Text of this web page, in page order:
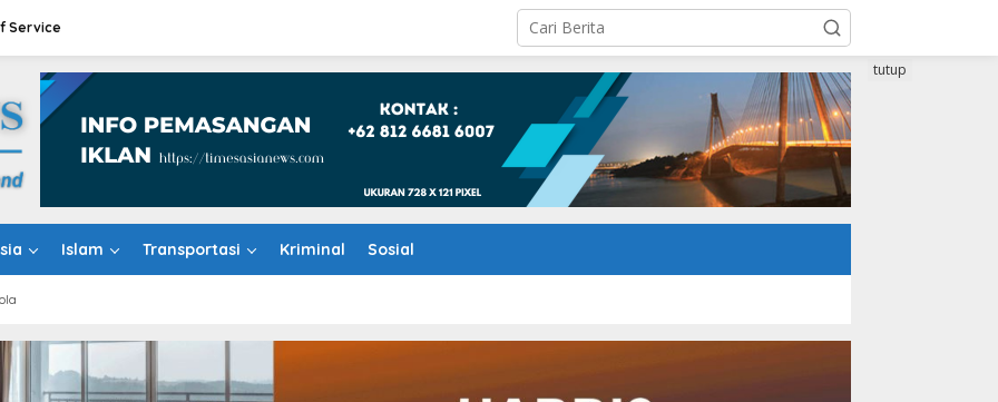
Service
Islam Transportasi Kriminal Sosial
tutup